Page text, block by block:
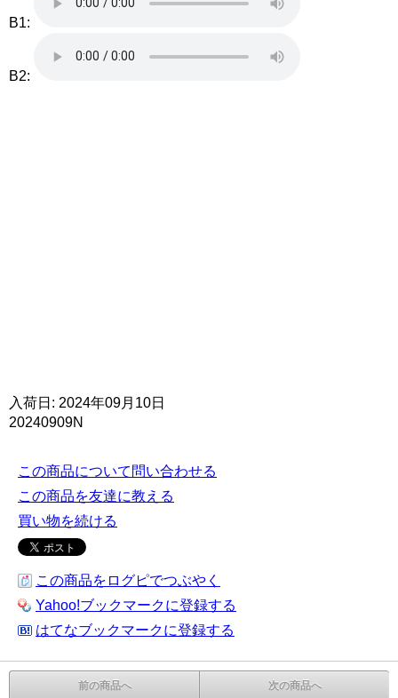
B1:
B2:
入荷日: 2024年09月10日
20240909N
この商品について問い合わせる
この商品を友達に教える
買い物を続ける
この商品をログピでつぶやく
Yahoo!ブックマークに登録する
はてなブックマークに登録する
前の商品へ 次の商品へ